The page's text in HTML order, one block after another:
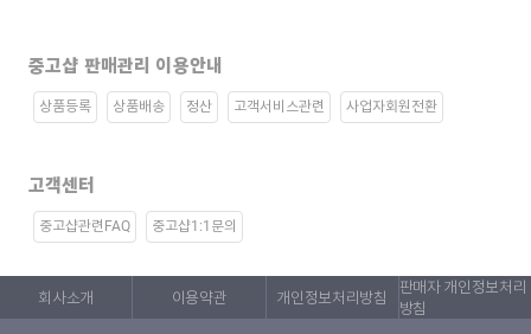
중고샵 판매관리 이용안내
상품등록 상품배송 정산 고객서비스관련 사업자회원전환
고객센터
중고샵관련FAQ 중고샵1:1문의
회사소개 이용약관 개인정보처리방침
판매자 개인정보처리
방침